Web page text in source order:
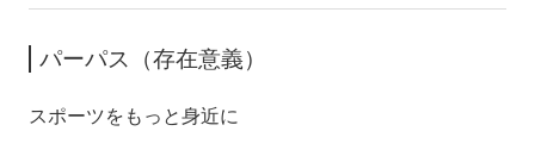
パーパス（存在意義）
スポーツをもっと身近に